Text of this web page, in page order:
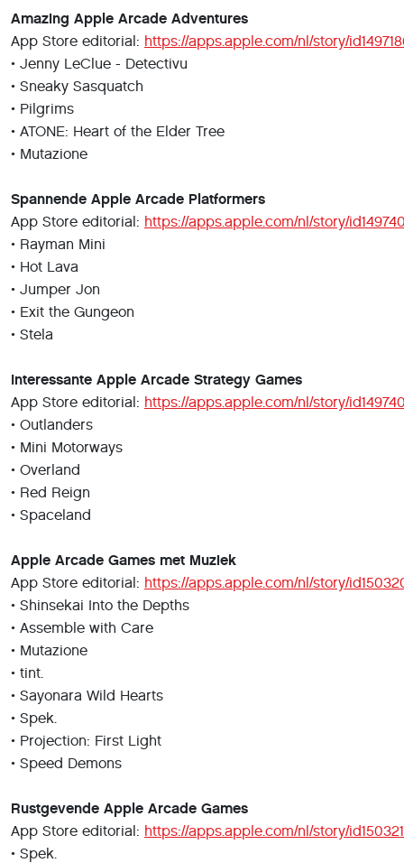
Amazing Apple Arcade Adventures
App Store editorial: https://apps.apple.com/nl/story/
• Jenny LeClue - Detectivu
• Sneaky Sasquatch
• Pilgrims
• ATONE: Heart of the Elder Tree
• Mutazione
Spannende Apple Arcade Platformers
App Store editorial: https://apps.apple.com/nl/story/
• Rayman Mini
• Hot Lava
• Jumper Jon
• Exit the Gungeon
• Stela
Interessante Apple Arcade Strategy Games
App Store editorial: https://apps.apple.com/nl/story/
• Outlanders
• Mini Motorways
• Overland
• Red Reign
• Spaceland
Apple Arcade Games met Muziek
App Store editorial: https://apps.apple.com/nl/story/
• Shinsekai Into the Depths
• Assemble with Care
• Mutazione
• tint.
• Sayonara Wild Hearts
• Spek.
• Projection: First Light
• Speed Demons
Rustgevende Apple Arcade Games
App Store editorial: https://apps.apple.com/nl/story/
• Spek.